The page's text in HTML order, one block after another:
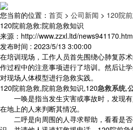
您当前的位置： 首页 > 公司新闻 > 120院
120院前急救:院前急救知识
来源：http://www.zzxl.ltd/
发布时间 : 2023/5/13 3:00:00
在培训现场，工作人员首先围绕心肺复苏
作过程中的注意事项进行了培训。然后让
对现场人体模型进行急救实践。
120院前急救,院前急救知识,120急救系统,
一唤是指当发生灾害或事故时，发现有
在地上的人来判断其情况。
二呼是向周围的人寻求帮助，看看是否